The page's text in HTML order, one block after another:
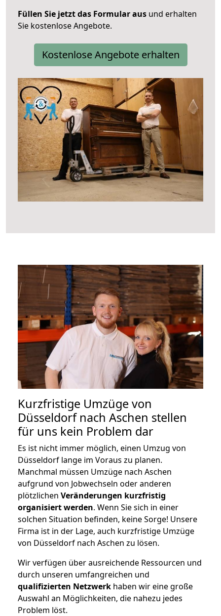
Füllen Sie jetzt das Formular aus und erhalten
Sie kostenlose Angebote.
Kostenlose Angebote erhalten
Kurzfristige Umzüge von
Düsseldorf nach Aschen stellen
für uns kein Problem dar
Es ist nicht immer möglich, einen Umzug von
Düsseldorf lange im Voraus zu planen.
Manchmal müssen Umzüge nach Aschen
aufgrund von Jobwechseln oder anderen
plötzlichen Veränderungen kurzfristig
organisiert werden. Wenn Sie sich in einer
solchen Situation befinden, keine Sorge! Unsere
Firma ist in der Lage, auch kurzfristige Umzüge
von Düsseldorf nach Aschen zu lösen.
Wir verfügen über ausreichende Ressourcen und
durch unseren umfangreichen und
qualifizierten Netzwerk haben wir eine große
Auswahl an Möglichkeiten, die nahezu jedes
Problem löst.